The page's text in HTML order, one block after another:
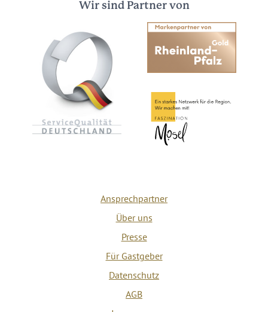
Wir sind Partner von
Ansprechpartner
Über uns
Presse
Für Gastgeber
Datenschutz
AGB